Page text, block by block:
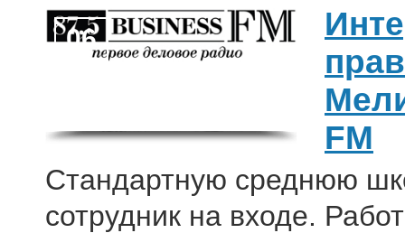
06
Четверг
FM
Стандартную среднюю
сотрудник на входе.